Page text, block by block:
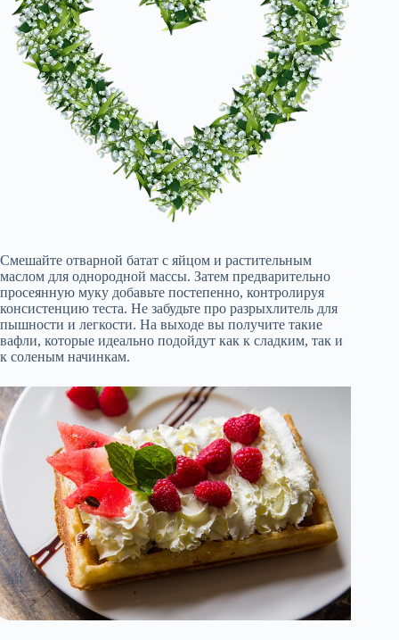
Смешайте отварной батат с яйцом и растительным
маслом для однородной массы. Затем предварительно
просеянную муку добавьте постепенно, контролируя
консистенцию теста. Не забудьте про разрыхлитель для
пышности и легкости. На выходе вы получите такие
вафли, которые идеально подойдут как к сладким, так и
к соленым начинкам.